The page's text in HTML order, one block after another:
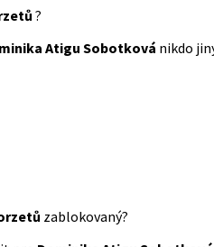
?
Atigu Sobotková nikdo
zablokovaný?